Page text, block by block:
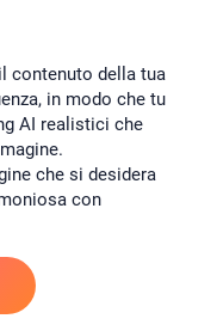
contenuto della tua
in modo che tu
AI realistici che
che si desidera
con